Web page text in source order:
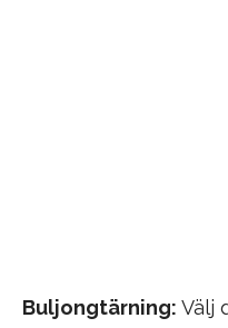
Buljongtärning: Välj